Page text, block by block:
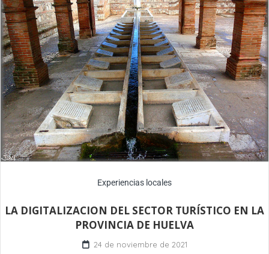
Experiencias locales
LA DIGITALIZACION DEL SECTOR TURÍSTICO EN LA
PROVINCIA DE HUELVA
24 de noviembre de 2021